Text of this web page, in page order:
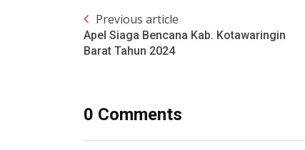
Previous article
Apel Siaga Bencana Kab. Kotawaringin
Barat Tahun 2024
0 Comments